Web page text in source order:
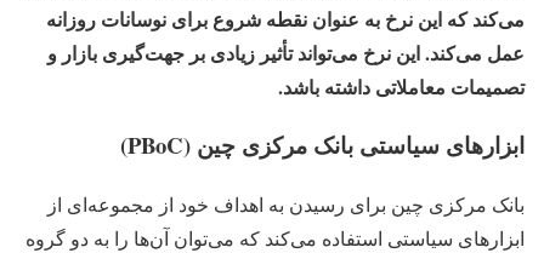
می‌کند که این نرخ به‌ عنوان نقطه شروع برای نوسانات روزانه
عمل می‌کند. این نرخ می‌تواند تأثیر زیادی بر جهت‌گیری بازار و
تصمیمات معاملاتی داشته باشد.
ابزارهای سیاستی بانک مرکزی چین (PBoC)
بانک مرکزی چین برای رسیدن به اهداف خود از مجموعه‌ای از
ابزارهای سیاستی استفاده می‌کند که می‌توان آن‌ها را به دو گروه